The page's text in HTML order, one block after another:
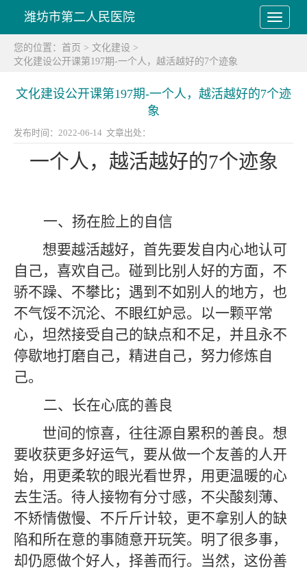
潍坊市第二人民医院
您的位置： 首页 > 文化建设 >
文化建设公开课第197期-一个人，越活越好的7个迹象
文化建设公开课第197期-一个人，越活越好的7个迹
象
发布时间：2022-06-14 文章出处：
一个人，越活越好的7个迹象
一、 扬在脸上的自信
想要越活越好，首先要发自内心地认可
自己，喜欢自己。碰到比别人好的方面，不
骄不躁、不攀比；遇到不如别人的地方，也
不气馁不沉沦、不眼红妒忌。以一颗平常
心，坦然接受自己的缺点和不足，并且永不
停歇地打磨自己，精进自己，努力修炼自
己。
二、 长在心底的善良
世间的惊喜，往往源自累积的善良。想
要收获更多好运气，要从做一个友善的人开
始，用更柔软的眼光看世界，用更温暖的心
去生活。待人接物有分寸感，不尖酸刻薄、
不矫情傲慢、不斤斤计较，更不拿别人的缺
陷和所在意的事随意开玩笑。明了很多事，
却仍愿做个好人，择善而行。当然，这份善